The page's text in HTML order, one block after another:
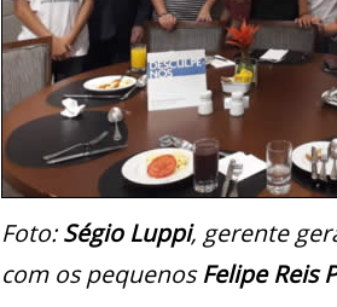
Foto:Ségio Luppi, gerente
com os pequenosFelipe Reis